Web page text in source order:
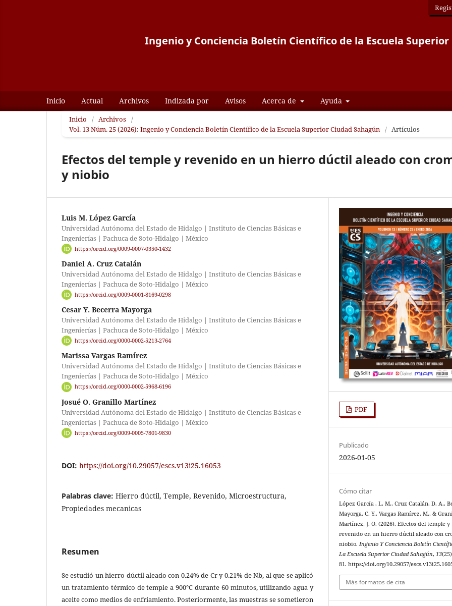
Ingenio y Conciencia Boletín Científico de la Escuela Superior
Inicio Actual Archivos Indizada por Avisos Acerca de Ayuda
Inicio / Archivos /
Vol. 13 Núm. 25 (2026): Ingenio y Conciencia Boletín Científico de la Escuela Superior Ciudad Sahagún / Artículos
Efectos del temple y revenido en un hierro dúctil aleado con
y niobio
Luis M. López García
Universidad Autónoma del Estado de Hidalgo | Instituto de Ciencias Básicas e
Ingenierías | Pachuca de Soto-Hidalgo | México
https://orcid.org/0009-0007-0350-1432
Daniel A. Cruz Catalán
Universidad Autónoma del Estado de Hidalgo | Instituto de Ciencias Básicas e
Ingenierías | Pachuca de Soto-Hidalgo | México
https://orcid.org/0009-0001-8169-0298
Cesar Y. Becerra Mayorga
Universidad Autónoma del Estado de Hidalgo | Instituto de Ciencias Básicas e
Ingenierías | Pachuca de Soto-Hidalgo | México
https://orcid.org/0000-0002-5213-2764
Marissa Vargas Ramírez
Universidad Autónoma del Estado de Hidalgo | Instituto de Ciencias Básicas e
Ingenierías | Pachuca de Soto-Hidalgo | México
https://orcid.org/0000-0002-5968-6196
Josué O. Granillo Martínez
Universidad Autónoma del Estado de Hidalgo | Instituto de Ciencias Básicas e
Ingenierías | Pachuca de Soto-Hidalgo | México
https://orcid.org/0009-0005-7801-9830
DOI: https://doi.org/10.29057/escs.v13i25.16053
Palabras clave: Hierro dúctil, Temple, Revenido, Microestructura,
Propiedades mecanicas
Resumen
Se estudió un hierro dúctil aleado con 0.24% de Cr y 0.21% de Nb, al que se aplicó
un tratamiento térmico de temple a 900°C durante 60 minutos, utilizando agua y
aceite como medios de enfriamiento. Posteriormente, las muestras se sometieron
PDF
Publicado
2026-01-05
Cómo citar
López García , L. M., Cruz Catalán, D. A.,
Mayorga, C. Y., Vargas Ramírez, M., &
Martínez, J. O. (2026). Efectos del temple y
revenido en un hierro dúctil aleado con
niobio.Ingenio Y Conciencia Boletín
La Escuela Superior Ciudad Sahagún,13
81. https://doi.org/10.29057/
Más formatos de cita